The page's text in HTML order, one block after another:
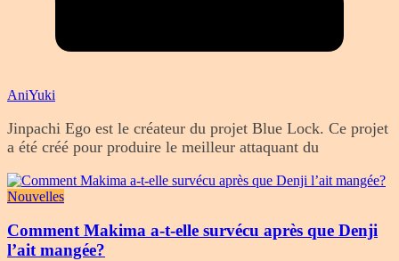
AniYuki
Jinpachi Ego est le créateur du projet Blue Lock. Ce projet
a été créé pour produire le meilleur attaquant du
Nouvelles
Comment Makima a-t-elle survécu après que Denji
l’ait mangée?